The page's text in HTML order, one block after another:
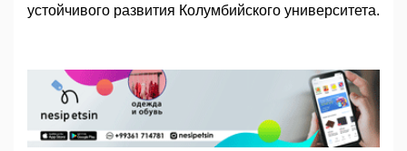
устойчивого развития Колумбийского университета.